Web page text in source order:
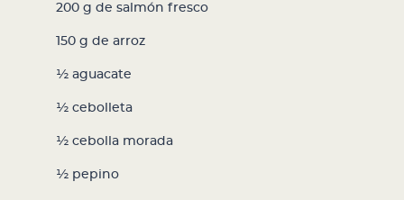
200 g de salmón fresco
150 g de arroz
½ aguacate
½ cebolleta
½ cebolla morada
½ pepino